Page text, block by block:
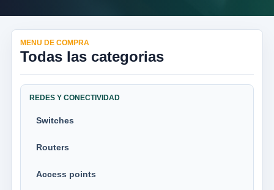
MENU DE COMPRA
Todas las categorias
REDES Y CONECTIVIDAD
Switches
Routers
Access points